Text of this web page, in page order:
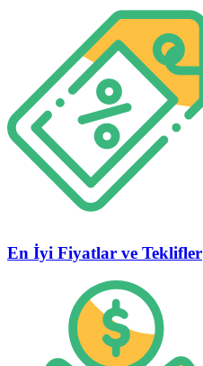
En İyi Fiyatlar ve Teklifler